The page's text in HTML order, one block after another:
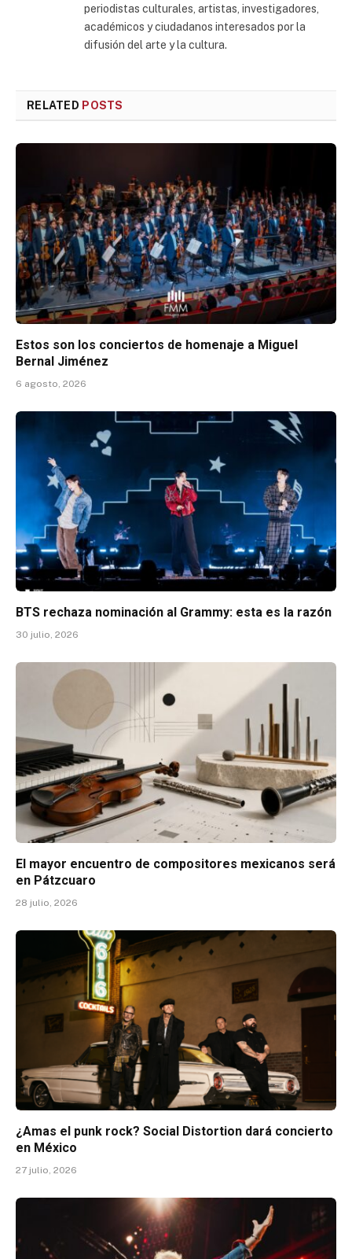
periodistas culturales, artistas, investigadores,
académicos y ciudadanos interesados por la
difusión del arte y la cultura.
RELATED POSTS
Estos son los conciertos de homenaje a Miguel
Bernal Jiménez
6 agosto, 2026
BTS rechaza nominación al Grammy: esta es la razón
30 julio, 2026
El mayor encuentro de compositores mexicanos será
en Pátzcuaro
28 julio, 2026
¿Amas el punk rock? Social Distortion dará concierto
en México
27 julio, 2026